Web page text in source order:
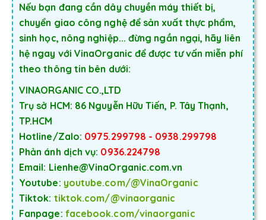
Nếu bạn đang cần dây chuyền máy thiết bị,
chuyển giao công nghệ để sản xuất thực phẩm,
sinh học, nông nghiệp... đừng ngần ngại, hãy liên
hệ ngay với VinaOrganic để được tư vấn miễn phí
theo thông tin bên dưới:
VINAORGANIC CO.,LTD
Trụ sở HCM: 86 Nguyễn Hữu Tiến, P. Tây Thạnh,
TP.HCM
Hotline/Zalo: 0975.299798 - 0938.299798
Phản ánh dịch vụ: 0936.224798
Email: Lienhe@VinaOrganic.com.vn
Youtube: youtube.com/@VinaOrganic
Tiktok: tiktok.com/@vinaorganic
Fanpage: facebook.com/vinaorganic